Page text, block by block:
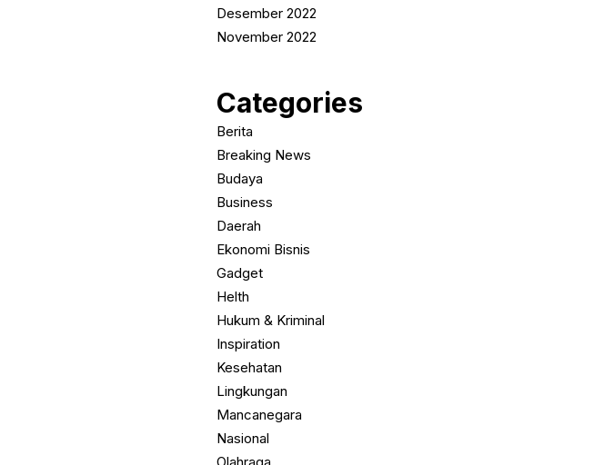
Desember 2022
November 2022
Categories
Berita
Breaking News
Budaya
Business
Daerah
Ekonomi Bisnis
Gadget
Helth
Hukum & Kriminal
Inspiration
Kesehatan
Lingkungan
Mancanegara
Nasional